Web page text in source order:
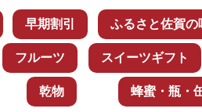
早期割引 ふるさと佐賀の
フルーツ スイーツギフト
乾物 蜂蜜・瓶・